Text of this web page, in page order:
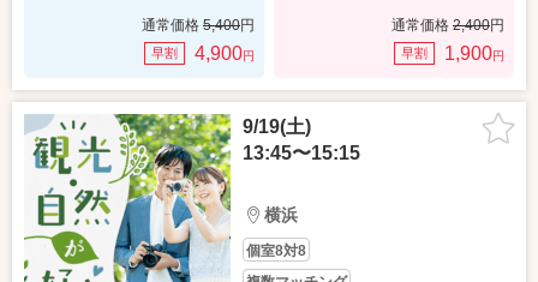
通常価格 5,400円
早割 4,900円
通常価格 2,400円
早割 1,900円
9/19(土)
13:45〜15:15
横浜
個室8対8